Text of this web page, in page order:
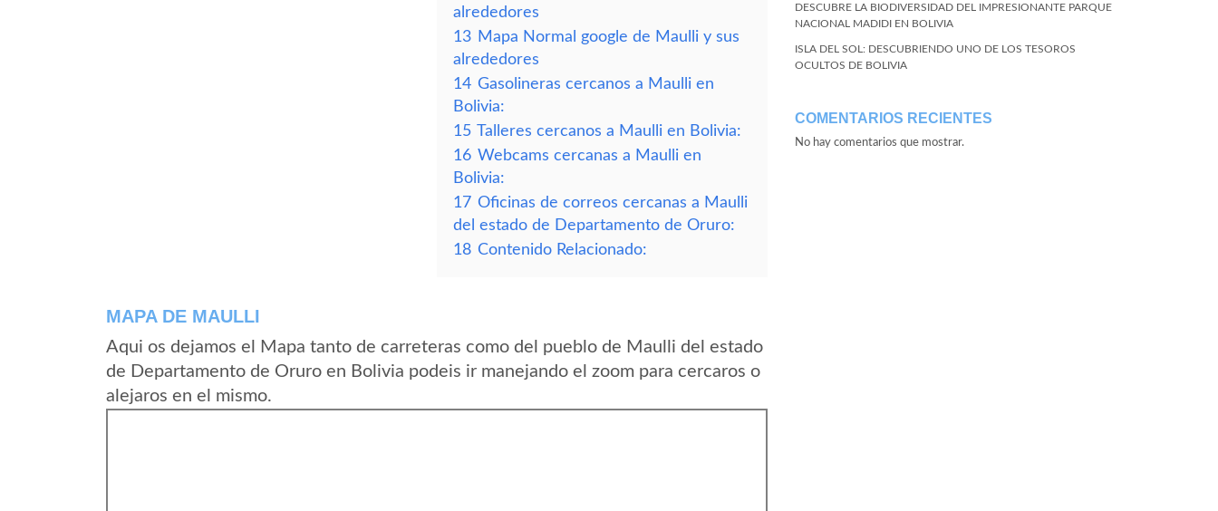
alrededores
13 Mapa Normal google de Maulli y sus
alrededores
14 Gasolineras cercanos a Maulli en
Bolivia:
15 Talleres cercanos a Maulli en Bolivia:
16 Webcams cercanas a Maulli en
Bolivia:
17 Oficinas de correos cercanas a Maulli
del estado de Departamento de Oruro:
18 Contenido Relacionado:
MAPA DE MAULLI
Aqui os dejamos el Mapa tanto de carreteras como del pueblo de Maulli del estado
de Departamento de Oruro en Bolivia podeis ir manejando el zoom para cercaros o
alejaros en el mismo.
DESCUBRE LA BIODIVERSIDAD DEL IMPRESIONANTE PARQUE
NACIONAL MADIDI EN BOLIVIA
ISLA DEL SOL: DESCUBRIENDO UNO DE LOS TESOROS
OCULTOS DE BOLIVIA
COMENTARIOS RECIENTES
No hay comentarios que mostrar.